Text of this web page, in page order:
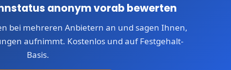
anonym vorab bewerten
bei mehreren Anbietern an und sagen Ihnen,
aufnimmt. Kostenlos und auf Festgehalt-
Basis.